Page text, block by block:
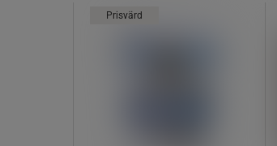
Prisvärd